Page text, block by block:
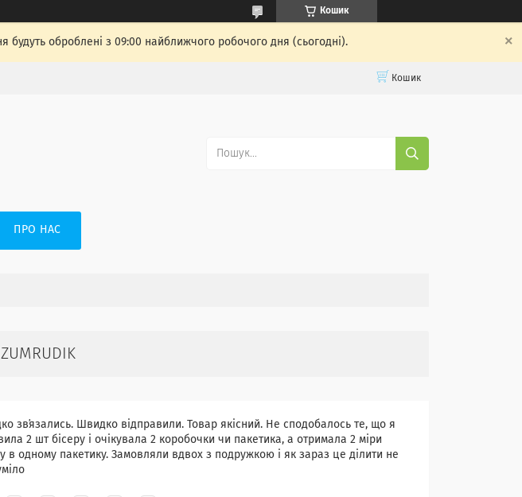
Кошик
будуть оброблені з 09:00 найближчого робочого дня (сьогодні).
Кошик
ПРО НАС
звʼязались. Швидко відправили. Товар якісний. Не сподобалось те, що я
2 шт бісеру і очікувала 2 коробочки чи пакетика, а отримала 2 міри
в одному пакетику. Замовляли вдвох з подружкою і як зараз це ділити не